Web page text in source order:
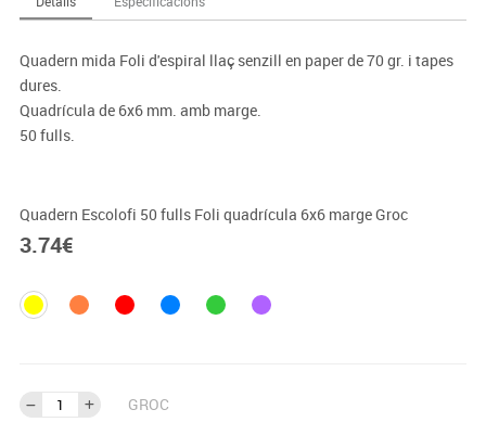
Quadern mida Foli d'espiral llaç senzill en paper de 70 gr. i tapes
dures.
Quadrícula de 6x6 mm. amb marge.
50 fulls.
Quadern Escolofi 50 fulls Foli quadrícula 6x6 marge Groc
3.74€
GROC